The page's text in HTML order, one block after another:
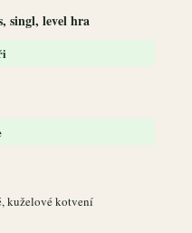
singl, level hra
kuželové kotvení